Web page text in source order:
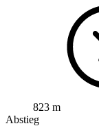
823 m
Abstieg